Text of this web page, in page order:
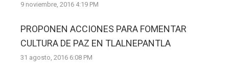
9 noviembre, 2016 4:19 PM
PROPONEN ACCIONES PARA FOMENTAR
CULTURA DE PAZ EN TLALNEPANTLA
31 agosto, 2016 6:08 PM